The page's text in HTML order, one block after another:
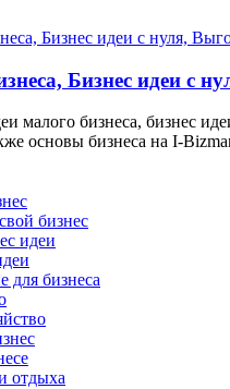
Бизнес идеи с
малого бизнеса, бизнес
основы бизнеса на I-
бизнес
идеи
для бизнеса
отдыха